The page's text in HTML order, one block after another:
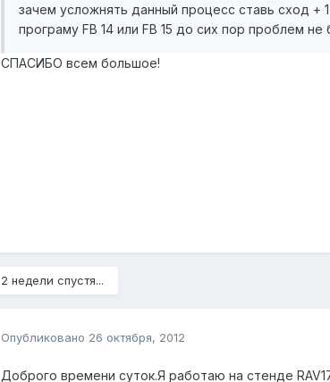
зачем усложнять данный процесс ставь сход
програму FB 14 или FB 15 до сих пор проблем не
СПАСИБО всем большое!
2 недели спустя...
Опубликовано 26 октября, 2012
Доброго времени суток.Я работаю на стенде